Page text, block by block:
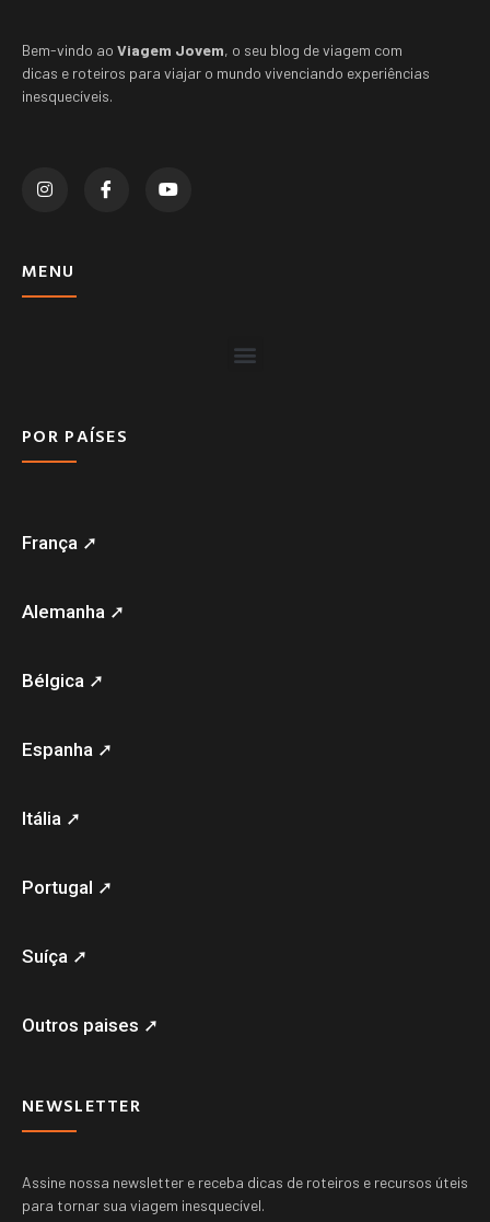
Bem-vindo ao Viagem Jovem, o seu blog de viagem com
dicas e roteiros para viajar o mundo vivenciando experiências
inesquecíveis.
MENU
POR PAÍSES
França ➚
Alemanha ➚
Bélgica ➚
Espanha ➚
Itália ➚
Portugal ➚
Suíça ➚
Outros paises ➚
NEWSLETTER
Assine nossa newsletter e receba dicas de roteiros e recursos úteis
para tornar sua viagem inesquecível.